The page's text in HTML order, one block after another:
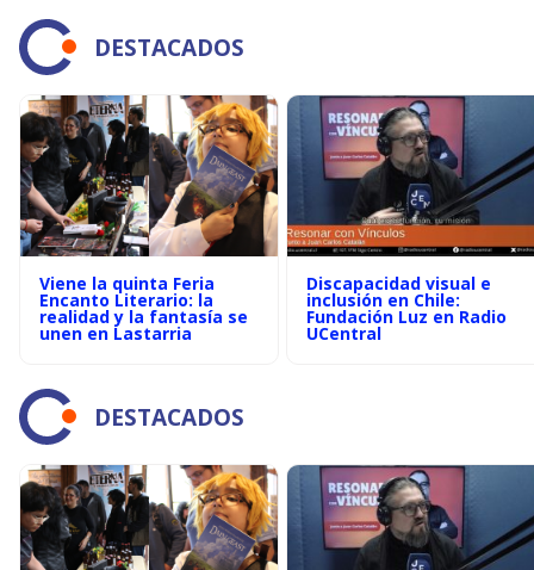
DESTACADOS
Viene la quinta Feria
Encanto Literario: la
realidad y la fantasía se
unen en Lastarria
Discapacidad visual e
inclusión en Chile:
Fundación Luz en Radio
UCentral
DESTACADOS